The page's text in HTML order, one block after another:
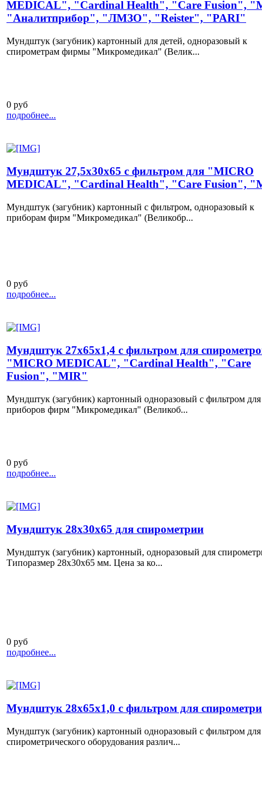
MEDICAL", "Cardinal Health", "Care Fusion",
"Аналитприбор", "ЛМЗО", "Reister", "PARI"
Мундштук (загубник) картонный для детей, одноразовый к
спирометрам фирмы "Микромедикал" (Велик...
0 руб
подробнее...
Мундштук 27,5х30х65 с фильтром для "MICRO
MEDICAL", "Cardinal Health", "Care Fusion",
Мундштук (загубник) картонный с фильтром, одноразовый к
приборам фирм "Микромедикал" (Великобр...
0 руб
подробнее...
Мундштук 27х65х1,4 с фильтром для
"MICRO MEDICAL", "Cardinal Health", "Care
Fusion", "MIR"
Мундштук (загубник) картонный одноразовый с фильтром для
приборов фирм "Микромедикал" (Великоб...
0 руб
подробнее...
Мундштук 28х30х65 для спирометрии
Мундштук (загубник) картонный, одноразовый для
Типоразмер 28х30х65 мм. Цена за ко...
0 руб
подробнее...
Мундштук 28х65х1,0 с фильтром для
Мундштук (загубник) картонный одноразовый с фильтром для
спирометрического оборудования различ...